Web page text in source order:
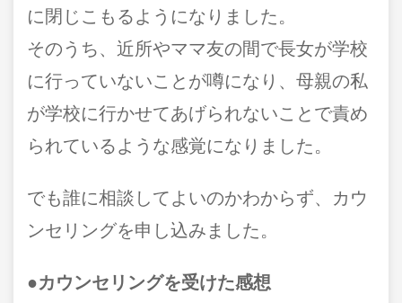
に閉じこもるようになりました。
そのうち、近所やママ友の間で長女が学校
に行っていないことが噂になり、母親の私
が学校に行かせてあげられないことで責め
られているような感覚になりました。
でも誰に相談してよいのかわからず、カウ
ンセリングを申し込みました。
●カウンセリングを受けた感想